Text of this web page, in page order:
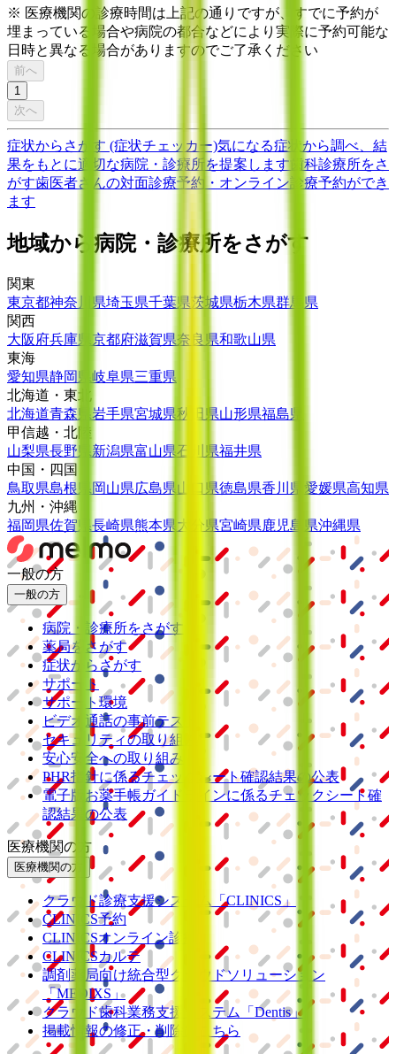
※ 医療機関の診療時間は上記の通りですが、すでに予約が
埋まっている場合や病院の都合などにより実際に予約可能な
日時と異なる場合がありますのでご了承ください
前へ
1
次へ
症状からさがす (症状チェッカー)気になる症状から調べ、結
果をもとに適切な病院・診療所を提案します 歯科診療所をさ
がす歯医者さんの対面診療予約・オンライン診療予約ができ
ます
地域から病院・診療所をさがす
関東
東京都神奈川県埼玉県千葉県茨城県栃木県群馬県
関西
大阪府兵庫県 京都府滋賀県奈良県和歌山県
東海
愛知県静岡県 岐阜県三重県
北海道・東北
北海道青森県 岩手県宮城県秋田県山形県福島県
甲信越・北陸
山梨県長野県 新潟県富山県石川県福井県
中国・四国
鳥取県島根県岡山県広島県山口県徳島県香川県 愛媛県高知県
九州・沖縄
福岡県佐賀県長崎県熊本県大分県宮崎県鹿児島県沖縄県
一般の方
一般の方
病院・診療所をさがす
薬局をさがす
症状からさがす
サポート
サポート環境
ビデオ通話の事前テスト
セキュリティの取り組み
安心安全への取り組み
PHR指針に係るチェックシート確認結果の公表
電子版お薬手帳ガイドラインに係るチェックシート確
認結果の公表
医療機関の方
医療機関の方
クラウド診療支援システム
「CLINICS」
CLINICS予約
CLINICSオンライン診療
CLINICSカルテ
調剤薬局向け統合型クラウドソリューション
「MEDIXS」
クラウド歯科業務支援システム
「Dentis」
掲載情報の修正・削除はこちら